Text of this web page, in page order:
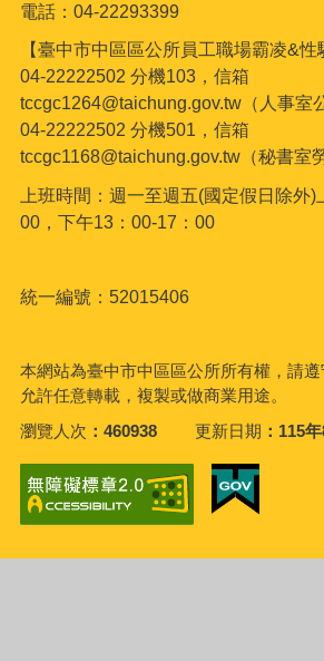
電話：04-22293399
【臺中市中區區公所員工職場霸凌&性
04-22222502 分機103，信箱
tccgc1264@taichung.gov.tw（人事室
04-22222502 分機501，信箱
tccgc1168@taichung.gov.tw（秘書室
上班時間：週一至週五(國定假日除外)
00，下午13：00-17：00
統一編號：52015406
本網站為臺中市中區區公所所有權，請
允許任意轉載，複製或做商業用途。
瀏覽人次
460938 更新日期 115